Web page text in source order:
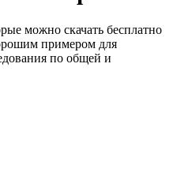
можно скачать бесплатно
примером для
по общей и